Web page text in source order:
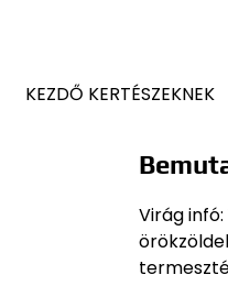
KEZDŐ KERTÉSZEKNEK
Virág